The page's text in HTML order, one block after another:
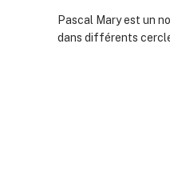
Pascal Mary est un
dans différents